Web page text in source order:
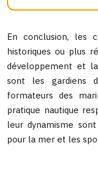
En conclusion, les
historiques ou plus
développement et
sont les gardiens
formateurs des
pratique nautique
leur dynamisme
pour la mer et les